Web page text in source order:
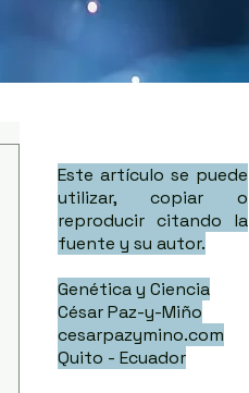
Este artículo se puede
utilizar, copiar o
reproducir citando la
fuente y su autor.
Genética y Ciencia
César Paz-y-Miño
cesarpazymino.com
Quito - Ecuador